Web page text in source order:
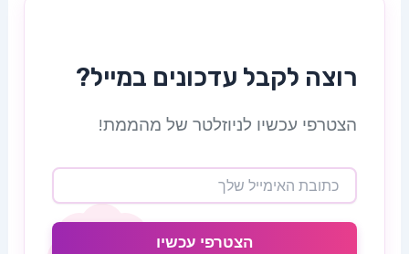
רוצה לקבל עדכונים במייל?
הצטרפי עכשיו לניוזלטר של מהממת!
הצטרפי עכשיו